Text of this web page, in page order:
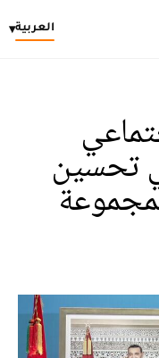
العربية▾
تحسين